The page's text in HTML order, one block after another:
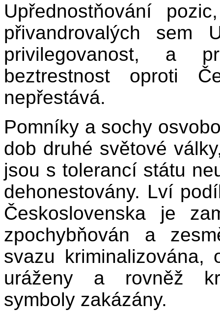
Upřednostňování
přivandrovalých sem
privilegovanost, a
beztrestnost oproti
nepřestává.
Pomníky a sochy
dob druhé světové
jsou s tolerancí státu
dehonestovány. Lví
Československa je
zpochybňován a
svazu kriminalizována,
uráženy a rovněž
symboly zakázány.